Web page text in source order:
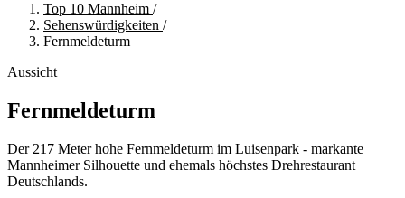
Top 10 Mannheim /
Sehenswürdigkeiten /
Fernmeldeturm
Aussicht
Fernmeldeturm
Der 217 Meter hohe Fernmeldeturm im Luisenpark - markante
Mannheimer Silhouette und ehemals höchstes Drehrestaurant
Deutschlands.